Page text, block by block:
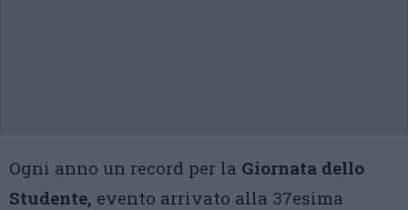
Ogni anno un record per la Giornata dello
Studente, evento arrivato alla 37esima